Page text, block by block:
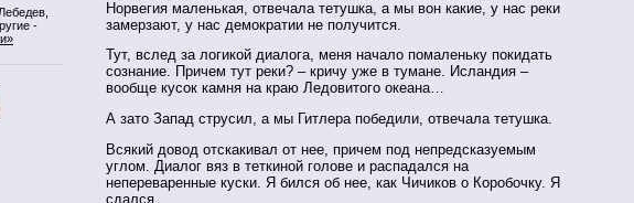
-
Норвегия маленькая, отвечала тетушка, а мы вон какие, у нас реки
замерзают, у нас демократии не получится.
Тут, вслед за логикой диалога, меня начало помаленьку покидать
сознание. Причем тут реки? – кричу уже в тумане. Исландия –
вообще кусок камня на краю Ледовитого океана…
А зато Запад струсил, а мы Гитлера победили, отвечала тетушка.
Всякий довод отскакивал от нее, причем под непредсказуемым
углом. Диалог вяз в теткиной голове и распадался на
непереваренные куски. Я бился об нее, как Чичиков о Коробочку. Я
сдался.